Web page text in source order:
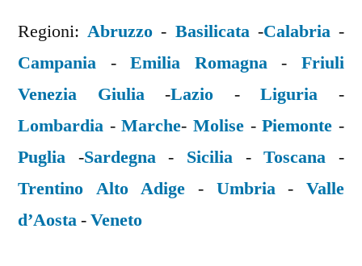
Regioni:Abruzzo - Basilicata-Calabria-
Campania -Emilia Romagna-Friuli
Venezia Giulia-Lazio -Liguria -
Lombardia -Marche-Molise -Piemonte -
Puglia -Sardegna- Sicilia -Toscana -
Trentino Alto Adige - Umbria-Valle
d’Aosta-Veneto